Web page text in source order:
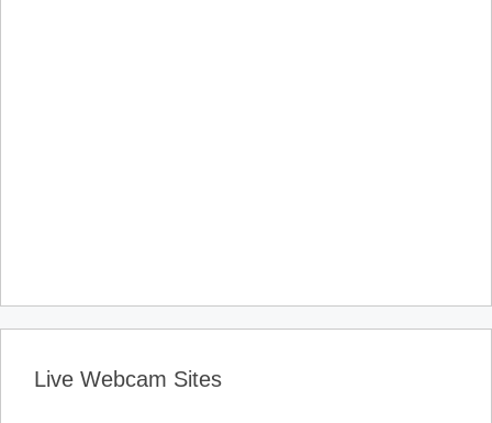
Live Webcam Sites